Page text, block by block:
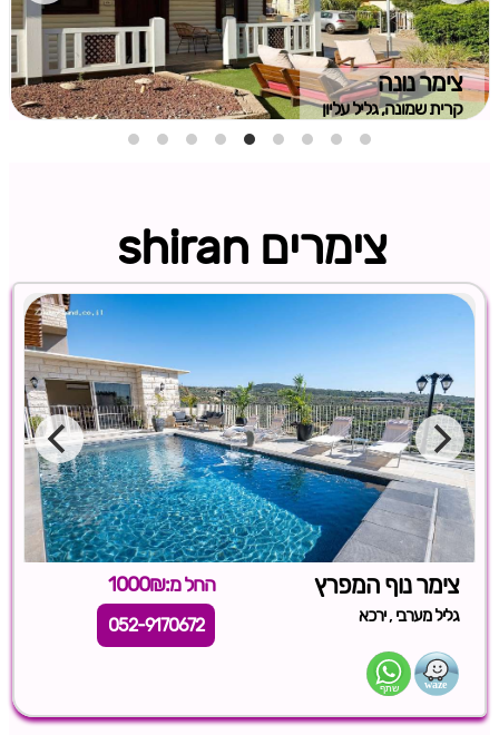
צימר נונה
קרית שמונה, גליל עליון
צימרים shiran
צימר נוף המפרץ החל מ:1000₪
גליל מערבי ,ירכא 052-9170672